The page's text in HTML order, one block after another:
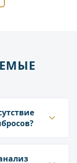
по ст. 8.1